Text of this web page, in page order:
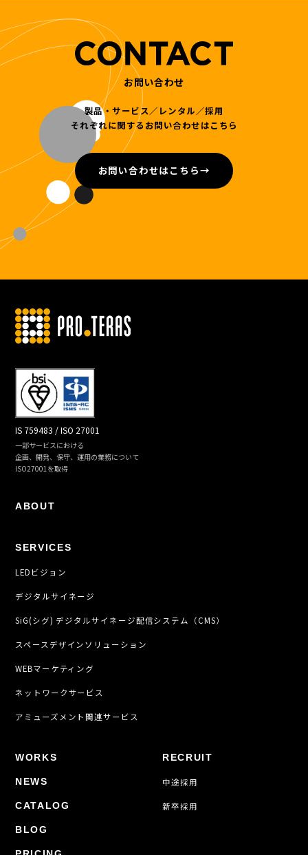
お問い合わせ
製品・サービス／レンタル／採用
それぞれに関するお問い合わせはこちら
お問い合わせはこちら→
IS 759483 / ISO 27001
一部サービスにおける
企画、開発、保守、運用の業務について
ISO27001を取得
ABOUT
SERVICES
LEDビジョン
デジタルサイネージ
SiG(シグ) デジタルサイネージ配信システム（CMS）
スペースデザインソリューション
WEBマーケティング
ネットワークサービス
アミューズメント関連サービス
WORKS
NEWS
CATALOG
BLOG
RECRUIT
中途採用
新卒採用